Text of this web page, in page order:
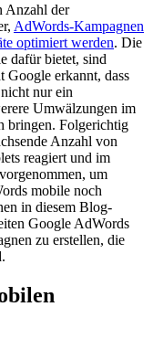
Anzahl der
AdWords-Kampagnen
optimiert werden. Die
dafür bietet, sind
Google erkannt, dass
nur ein
Umwälzungen im
bringen. Folgerichtig
Anzahl von
reagiert und im
um
mobile noch
in diesem Blog-
Google AdWords
zu erstellen, die